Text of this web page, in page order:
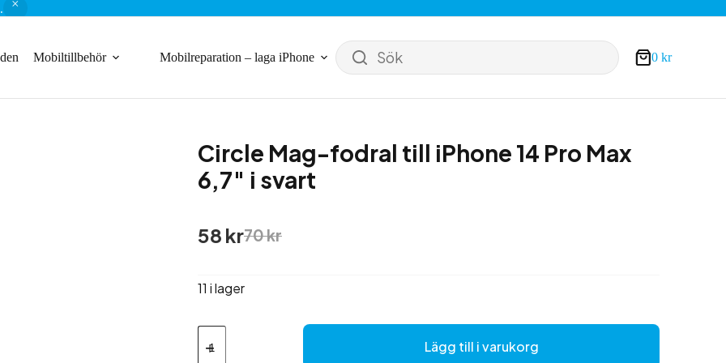
Mobiltillbehör Mobilreparation – laga iPhone Sök Varukorg
0 kr
Circle Mag-fodral till iPhone 14 Pro Max
6,7″ i svart
70kr
Det
ursprungliga
var:
58 krDet
nuvarande
är:
11 i lager
Circle
Mag-
Lägg till i varukorg